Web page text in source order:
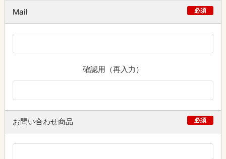
Mail 必須
確認用（再入力）
お問い合わせ商品 必須